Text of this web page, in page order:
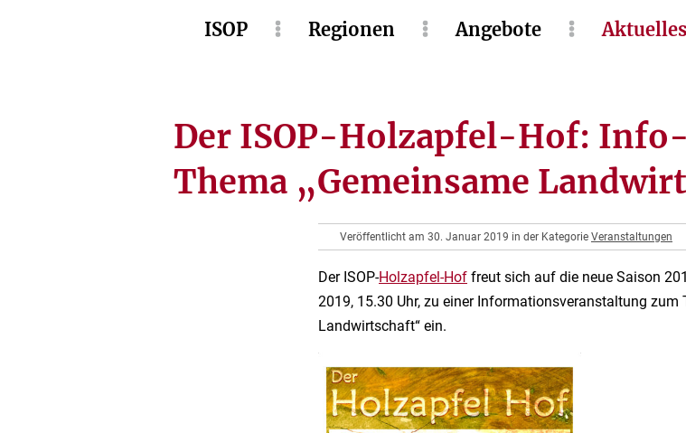
ISOP Regionen Angebote Aktuelles
Der ISOP-Holzapfel-Hof:
Thema „Gemeinsame
Veröffentlicht am 30. Januar 2019 in der Kategorie Veranstaltungen
Der ISOP-Holzapfel-Hof freut sich auf die neue Saison
2019, 15.30 Uhr, zu einer Informationsveranstaltung zum
Landwirtschaft“ ein.